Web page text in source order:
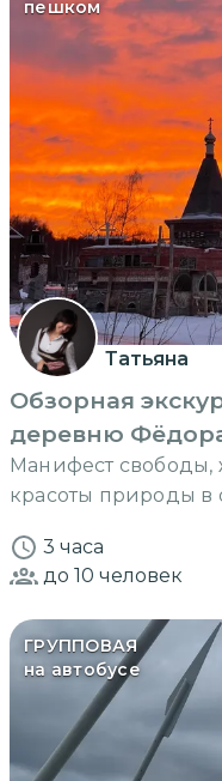
пешком
Татьяна
Обзорная
деревню
Манифест
красоты природы в
3 часа
до 10 человек
ГРУППОВАЯ
на автобусе